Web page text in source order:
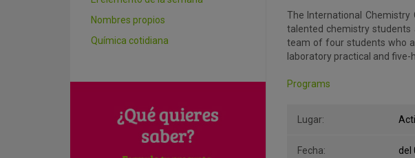
Nombres propios
Química cotidiana
The International Chemistry
talented chemistry students
team of four students who
laboratory practical and
Programs
Lugar:
Fecha: del